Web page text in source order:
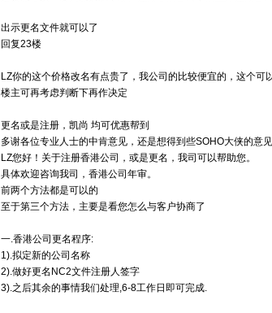
出示更名文件就可以了
回复23楼
LZ你的这个价格改名有点贵了，我公司的比较便宜的，这个
楼主可再考虑判断下再作决定
更名或是注册，凯尚 均可优惠帮到
多谢各位专业人士的中肯意见，还是想得到些SOHO大侠的意
LZ您好！关于注册香港公司，或是更名，我司可以帮助您。
具体欢迎咨询我司， 香港公司年审。
前两个方法都是可以的
至于第三个方法，主要是看您怎么与客户协商了
一.香港公司更名程序:
1).拟定新的公司名称
2).做好更名NC2文件注册人签字
3).之后其余的事情我们处理,6-8工作日即可完成.